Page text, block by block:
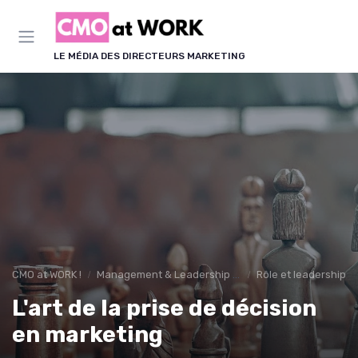
LE MÉDIA DES DIRECTEURS MARKETING
CMO at WORK ! Management & Leadership Marketing Rôle et leadership
L'art de la prise de décision
en marketing
Panneau de gestion des cookies